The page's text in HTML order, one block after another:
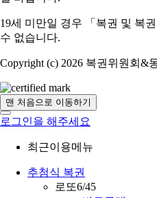
19세 미만일 경우 「복권 및 복
수 없습니다.
Copyright (c) 2026 복권위원회&
맨 처음으로 이동하기
로그인을 해주세요
최근이용메뉴
추첨식 복권
로또6/45